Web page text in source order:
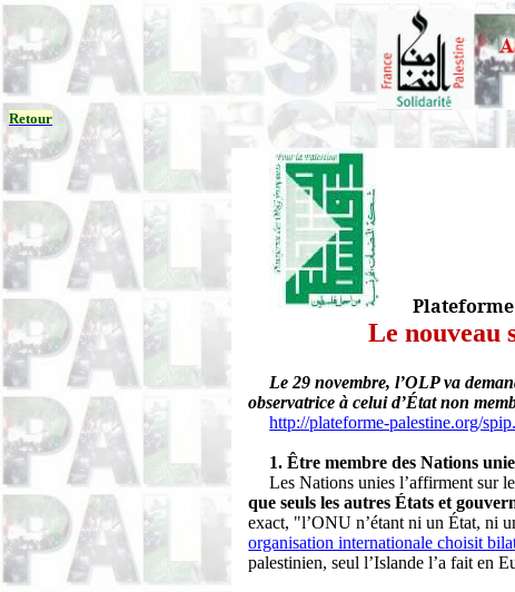
Retour
Le nouveau
Le 29 novembre, l’OLP va
observatrice à celui d’État non
http://plateforme-palestine.org/
1. Être membre des Nations
Les Nations unies l’affirment sur
que seuls les autres États et
exact, "l’ONU n’étant ni un État, ni
organisation internationale choisit
palestinien, seul l’Islande l’a fait en